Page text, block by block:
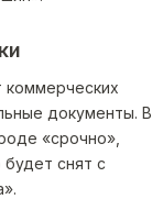
документы. В
«срочно»,
снят с